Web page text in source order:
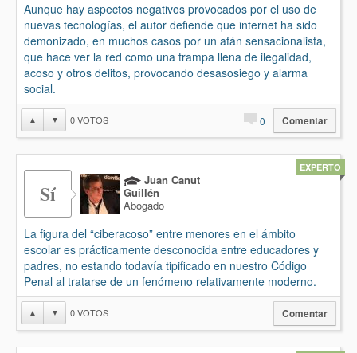
Aunque hay aspectos negativos provocados por el uso de
nuevas tecnologías, el autor defiende que internet ha sido
demonizado, en muchos casos por un afán sensacionalista,
que hace ver la red como una trampa llena de ilegalidad,
acoso y otros delitos, provocando desasosiego y alarma
social.
▲ ▼ 0VOTOS 0 Comentar
Sí
Juan Canut
Guillén
Abogado
La figura del “ciberacoso” entre menores en el ámbito
escolar es prácticamente desconocida entre educadores y
padres, no estando todavía tipificado en nuestro Código
Penal al tratarse de un fenómeno relativamente moderno.
EXPERTO
▲ ▼ 0VOTOS Comentar